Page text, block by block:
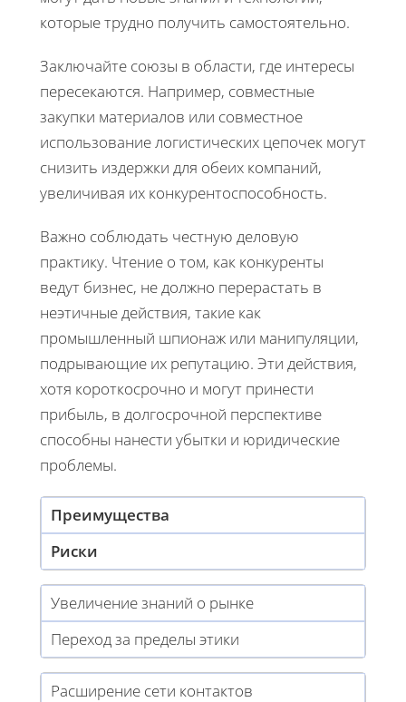
которые трудно получить самостоятельно.
Заключайте союзы в области, где интересы
пересекаются. Например, совместные
закупки материалов или совместное
использование логистических цепочек могут
снизить издержки для обеих компаний,
увеличивая их конкурентоспособность.
Важно соблюдать честную деловую
практику. Чтение о том, как конкуренты
ведут бизнес, не должно перерастать в
неэтичные действия, такие как
промышленный шпионаж или манипуляции,
подрывающие их репутацию. Эти действия,
хотя короткосрочно и могут принести
прибыль, в долгосрочной перспективе
способны нанести убытки и юридические
проблемы.
Преимущества
Риски
Увеличение знаний о рынке
Переход за пределы этики
Расширение сети контактов